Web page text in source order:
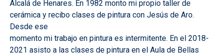
Alcalá de Henares. En 1982 monto mi propio taller de
cerámica y recibo clases de pintura con Jesús de Aro.
Desde ese
momento mi trabajo en pintura es intermitente. En el 2018-
2021 asisto a las clases de pintura en el Aula de Bellas